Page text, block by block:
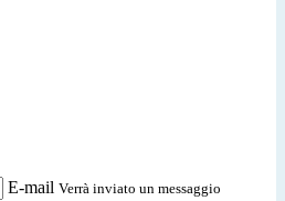
E-mail Verrà inviato un messaggio